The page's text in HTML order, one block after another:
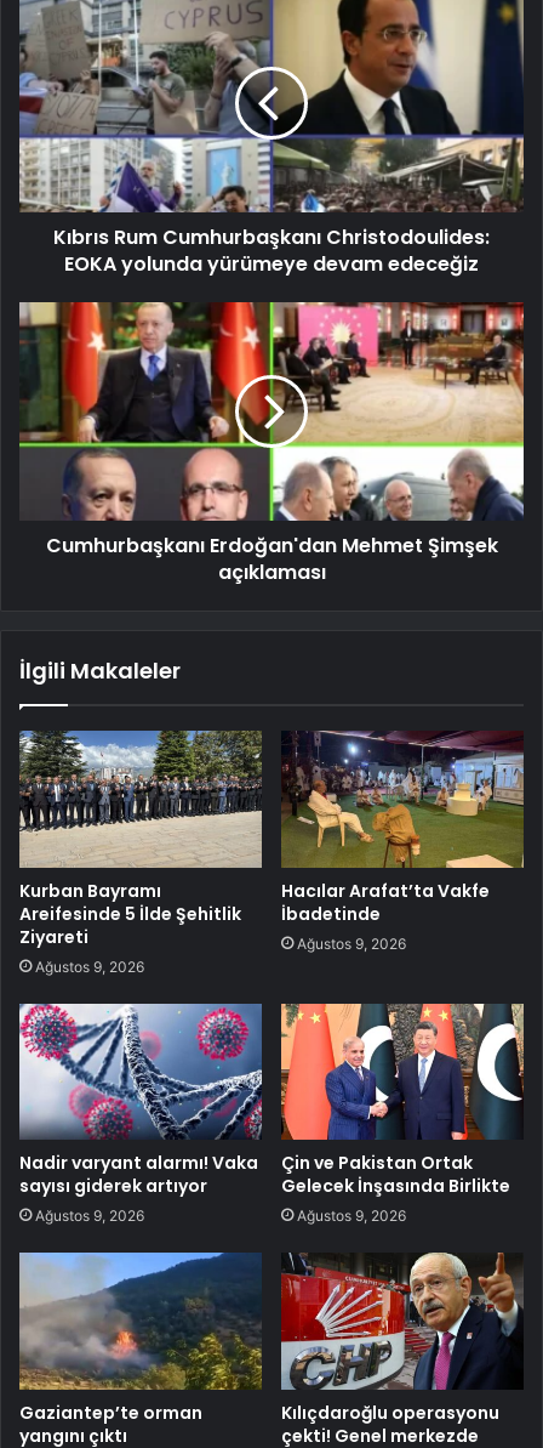
Kıbrıs Rum Cumhurbaşkanı Christodoulides:
EOKA yolunda yürümeye devam edeceğiz
Cumhurbaşkanı Erdoğan'dan Mehmet Şimşek
açıklaması
İlgili Makaleler
Kurban Bayramı
Areifesinde 5 İlde Şehitlik
Ziyareti
Ağustos 9, 2026
Hacılar Arafat’ta Vakfe
İbadetinde
Ağustos 9, 2026
Nadir varyant alarmı! Vaka
sayısı giderek artıyor
Ağustos 9, 2026
Çin ve Pakistan Ortak
Gelecek İnşasında Birlikte
Ağustos 9, 2026
Gaziantep’te orman
yangını çıktı
Kılıçdaroğlu operasyonu
çekti! Genel merkezde